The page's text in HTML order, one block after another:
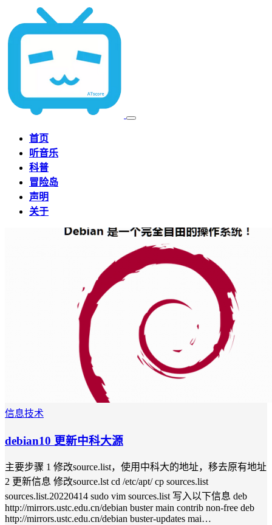
首页
听音乐
科普
冒险岛
声明
关于
信息技术
debian10 更新中科大源
主要步骤 1 修改source.list，使用中科大的地址，移去原有地址
2 更新信息 修改source.lst cd /etc/apt/ cp sources.list
sources.list.20220414 sudo vim sources.list 写入以下信息 deb
http://mirrors.ustc.edu.cn/debian buster main contrib non-free deb
http://mirrors.ustc.edu.cn/debian buster-updates mai…